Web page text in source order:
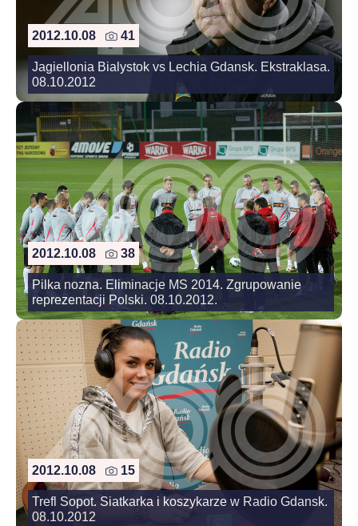
2012.10.08 41
Jagiellonia Bialystok vs Lechia Gdansk. Ekstraklasa.
08.10.2012
2012.10.08 38
Pilka nozna. Eliminacje MS 2014. Zgrupowanie
reprezentacji Polski. 08.10.2012.
2012.10.08 15
Trefl Sopot. Siatkarka i koszykarze w Radio Gdansk.
08.10.2012